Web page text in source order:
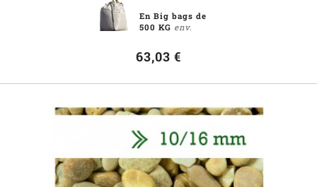
En Big bags de
500 KG env.
63,03 €